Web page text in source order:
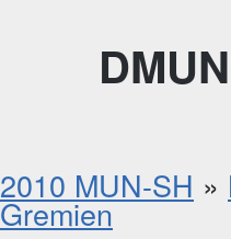
2010 MUN-SH »
Gremien